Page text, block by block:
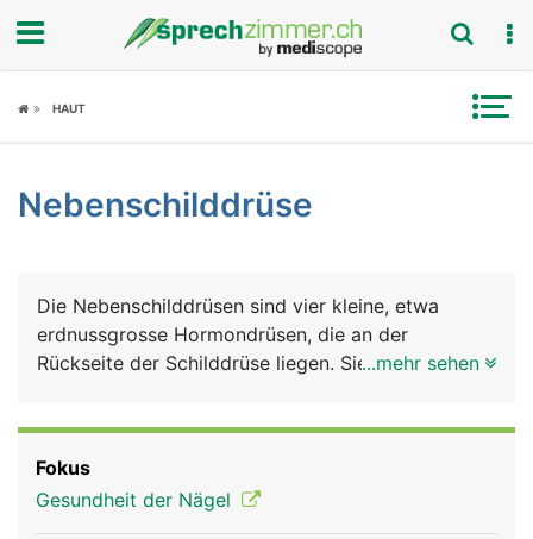
Fokus
Symptome
News
Rubriken
HAUT
Nebenschilddrüse
Die Nebenschilddrüsen sind vier kleine, etwa
erdnussgrosse Hormondrüsen, die an der
Rückseite der Schilddrüse liegen. Sie produzieren
Zahnaufbau, für die Nerven- und Muskelfunktion
und für die Blutgerinnung. Ausserdem ermöglicht
das Parathormon gemeinsam mit dem Vitamin D
...mehr sehen
Fokus
Gesundheit der Nägel